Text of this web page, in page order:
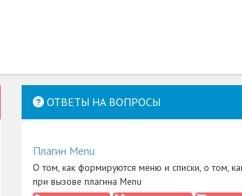
ОТВЕТЫ НА ВОПРОСЫ
Плагин Menu
О том, как формируются меню и списки, о том,
при вызове плагина Menu